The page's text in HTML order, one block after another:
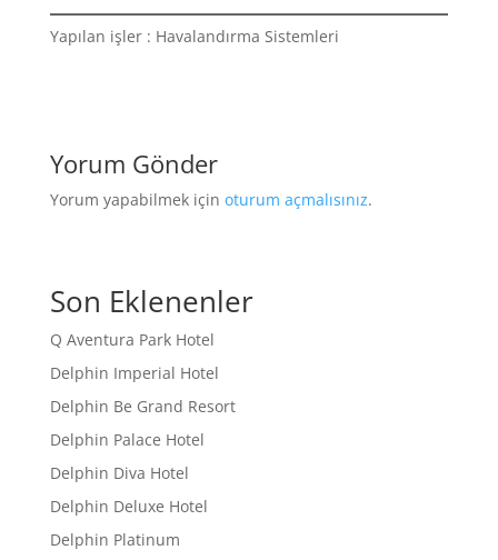
Yapılan işler : Havalandırma Sistemleri
Yorum Gönder
Yorum yapabilmek için oturum açmalısınız.
Son Eklenenler
Q Aventura Park Hotel
Delphin Imperial Hotel
Delphin Be Grand Resort
Delphin Palace Hotel
Delphin Diva Hotel
Delphin Deluxe Hotel
Delphin Platinum